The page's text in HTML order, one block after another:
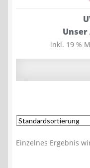
Preis
war:
Unser
inkl. 19 %
Einzelnes Ergebnis